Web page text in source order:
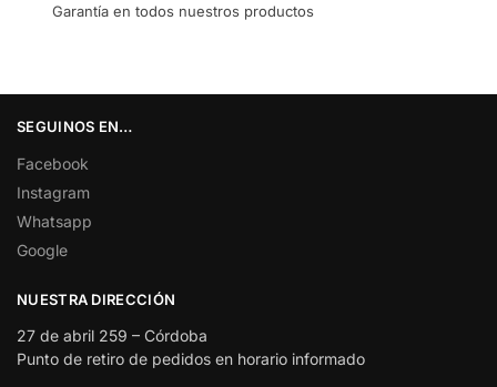
Garantía en todos nuestros productos
SEGUINOS EN…
Facebook
Instagram
Whatsapp
Google
NUESTRA DIRECCIÓN
27 de abril 259 – Córdoba
Punto de retiro de pedidos en horario informado